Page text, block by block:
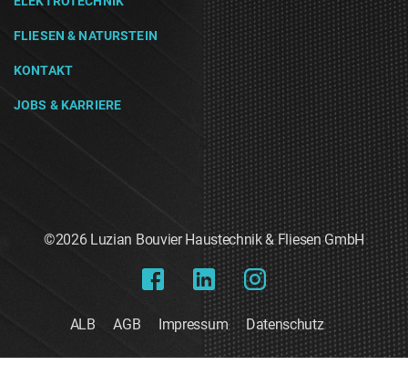
FLIESEN & NATURSTEIN
KONTAKT
JOBS & KARRIERE
©2026 Luzian Bouvier Haustechnik & Fliesen GmbH
ALB AGB Impressum Datenschutz